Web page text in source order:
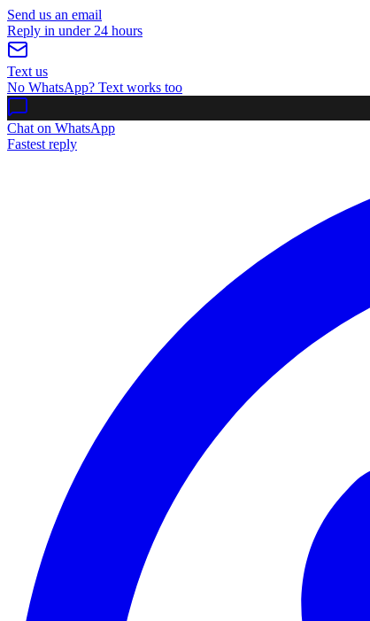
Send us an email
Reply in under 24 hours
Text us
No WhatsApp? Text works too
Chat on WhatsApp
Fastest reply